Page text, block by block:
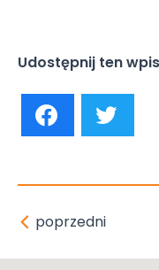
Udostępnij ten
poprzedni